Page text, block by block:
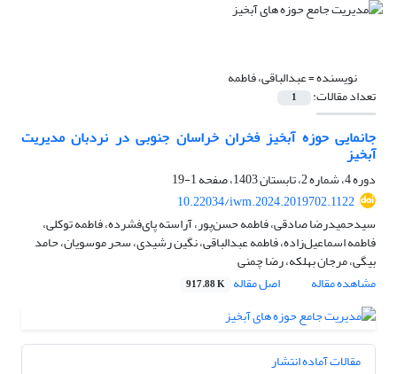
نویسنده =عبدالباقی، فاطمه
تعداد مقالات: 1
جانمایی حوزه آبخیز فخران خراسان جنوبی در نردبان مدیریت
آبخیز
دوره 4، شماره 2، تابستان 1403، صفحه
1-19
10.22034/iwm.2024.2019702.1122
سیدحمیدرضا صادقی، فاطمه حسن‌پور، آراسته پای‌فشرده، فاطمه توکلی،
فاطمه اسماعیل‌زاده، فاطمه عبدالباقی، نگین رشیدی، سحر موسویان، حامد
بیگی، مرجان بهلکه، رضا چمنی
مشاهده مقاله
اصل مقاله 917.88 K
مقالات آماده انتشار